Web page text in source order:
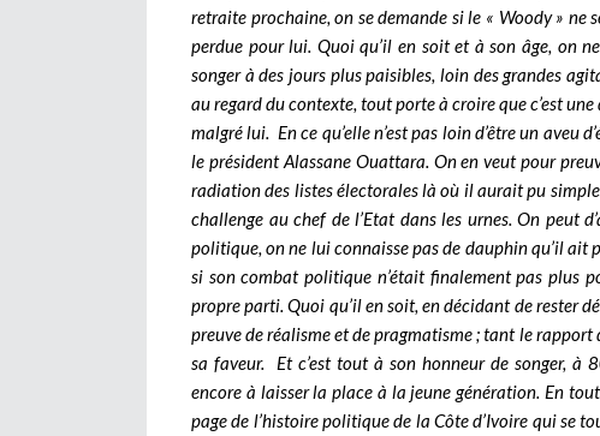
retraite prochaine, on se demande si le « Woody » ne
perdue pour lui. Quoi qu’il en soit et à son âge, on
songer à des jours plus paisibles, loin des grandes
au regard du contexte, tout porte à croire que c’est
malgré lui. En ce qu’elle n’est pas loin d’être un aveu
le président Alassane Ouattara. On en veut pour
radiation des listes électorales là où il aurait pu
challenge au chef de l’Etat dans les urnes. On peut
politique, on ne lui connaisse pas de dauphin qu’il ait
si son combat politique n’était finalement pas plus
propre parti. Quoi qu’il en soit, en décidant de rester
preuve de réalisme et de pragmatisme ; tant le rapport
sa faveur. Et c’est tout à son honneur de songer,
encore à laisser la place à la jeune génération. En
page de l’histoire politique de la Côte d’Ivoire qui se